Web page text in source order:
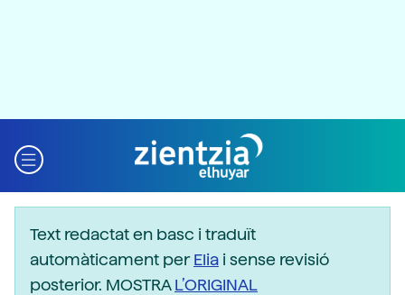
Text redactat en basc i traduït
automàticament perElia i sense revisió
posterior. MOSTRAL’ORIGINAL